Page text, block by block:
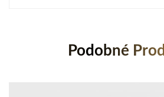
Podobné